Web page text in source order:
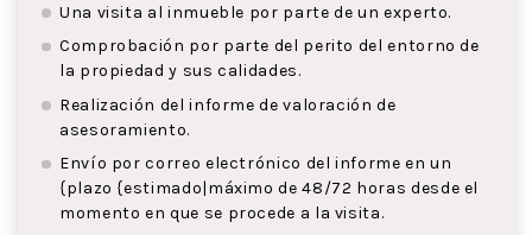
Una visita al inmueble por parte de un experto.
Comprobación por parte del perito del entorno de
la propiedad y sus calidades.
Realización del informe de valoración de
asesoramiento.
Envío por correo electrónico del informe en un
{plazo {estimado|máximo de 48/72 horas desde el
momento en que se procede a la visita.